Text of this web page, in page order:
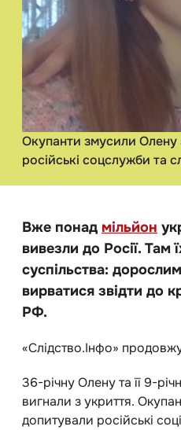
Окупанти змусили Олену
російські соцслужби та
Вже понад мільйон
вивезли до Росії. Там
суспільства:
вирватися звідти до
РФ.
«Слідство.Інфо»
36-річну Олену та її 9-
вигнали з укриття.
допитували російські